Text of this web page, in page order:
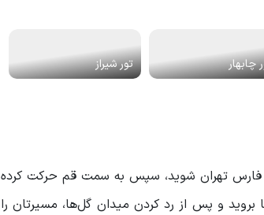
چابهار تور شیراز
فارس تهران شوید، سپس به سمت قم حرکت کرده
گل‌ها بروید و پس از رد کردن میدان گل‌ها، مسیرتان را